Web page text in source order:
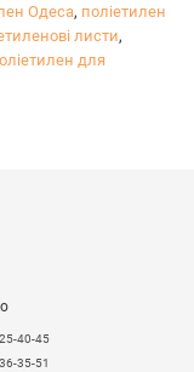
контроль якості
ТУ,
продукцію і
маси
при
Одеса, поліетилен
листи,
для
40-45
35-51